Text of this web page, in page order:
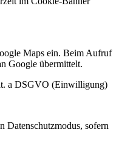
Maps ein. Beim Aufruf
Google übermittelt.
a DSGVO (Einwilligung)
Datenschutzmodus, sofern